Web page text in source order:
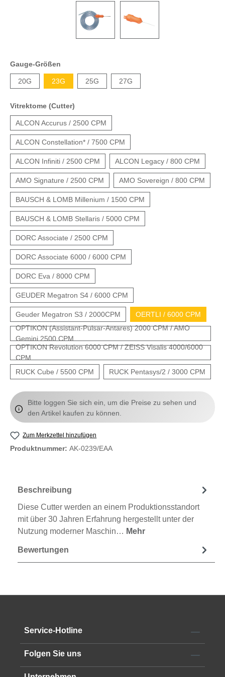
Gauge-Größen
20G 23G 25G 27G
Vitrektome (Cutter)
ALCON Accurus / 2500 CPM
ALCON Constellation* / 7500 CPM
ALCON Infiniti / 2500 CPM ALCON Legacy / 800 CPM
AMO Signature / 2500 CPM AMO Sovereign / 800 CPM
BAUSCH & LOMB Millenium / 1500 CPM
BAUSCH & LOMB Stellaris / 5000 CPM
DORC Associate / 2500 CPM
DORC Associate 6000 / 6000 CPM
DORC Eva / 8000 CPM
GEUDER Megatron S4 / 6000 CPM
Geuder Megatron S3 / 2000CPM
OERTLI / 6000 CPM
OPTIKON (Assistant-Pulsar-Antares) 2000 CPM / AMO
Gemini 2500 CPM
OPTIKON Revolution 6000 CPM / ZEISS Visalis 4000/6000
CPM
RUCK Cube / 5500 CPM
RUCK Pentasys/2 / 3000 CPM
Bitte loggen Sie sich ein, um die Preise zu sehen und
den Artikel kaufen zu können.
Zum Merkzettel hinzufügen
Produktnummer: AK-0239/EAA
Beschreibung
Diese Cutter werden an einem Produktionsstandort
mit über 30 Jahren Erfahrung hergestellt unter der
Nutzung moderner Maschin… Mehr
Bewertungen
Service-Hotline
Folgen Sie uns